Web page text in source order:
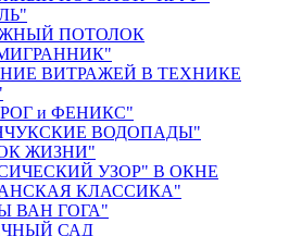
ПОТОЛОК
ВИТРАЖЕЙ В ТЕХНИКЕ
и ФЕНИКС"
ВОДОПАДЫ"
ЖИЗНИ"
УЗОР" В ОКНЕ
КЛАССИКА"
ВАН ГОГА"
САД